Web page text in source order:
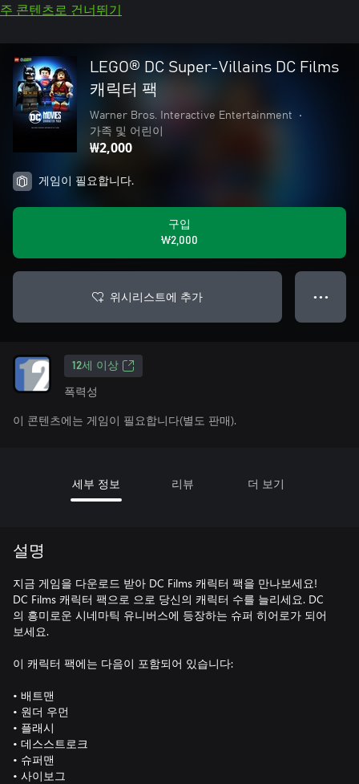
주 콘텐츠로 건너뛰기
LEGO® DC Super-Villains DC Films
캐릭터 팩
Warner Bros. Interactive Entertainment
•
가족 및 어린이
₩2,000
게임이 필요합니다.
구입
₩2,000
위시리스트에 추가 ● ● ●
12세 이상
폭력성
이 콘텐츠에는 게임이 필요합니다(별도 판매).
세부 정보 리뷰 더 보기
설명
지금 게임을 다운로드 받아 DC Films 캐릭터 팩을 만나보세요!
DC Films 캐릭터 팩으로 으로 당신의 캐릭터 수를 늘리세요. DC
의 흥미로운 시네마틱 유니버스에 등장하는 슈퍼 히어로가 되어
보세요.
이 캐릭터 팩에는 다음이 포함되어 있습니다:
• 배트맨
• 원더 우먼
• 플래시
• 데스스트로크
• 슈퍼맨
• 사이보그